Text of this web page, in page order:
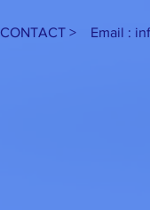
CONTACT > Email :